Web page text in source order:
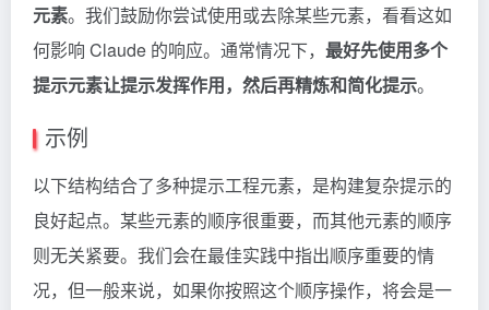
元素。我们鼓励你尝试使用或去除某些元素，看看这如
何影响 Claude 的响应。通常情况下， 最好先使用多个
提示元素让提示发挥作用，然后再精炼和简化提示。
示例
以下结构结合了多种提示工程元素，是构建复杂提示的
良好起点。某些元素的顺序很重要，而其他元素的顺序
则无关紧要。我们会在最佳实践中指出顺序重要的情
况，但一般来说，如果你按照这个顺序操作，将会是一